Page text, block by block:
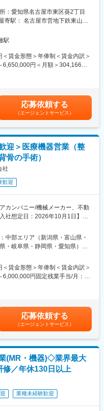
伝達することが、同社のMRに与
病院スタッフを対象にした説明
ツール（ソフト）の紹介・説
放射線科に行います。
私立の大規模病院が中心になり
内科などが主な訪問先です。
情報の提供がメインの業務で
い、顧客先への訪問は先輩社員と
います。
患者様の1人1人に合わせた提案
ート（手術の立会いあり／週10
療機関へのサポート（勉強・セ
・三重）
関節など
伸びる市場の一つです。
患者の多種多様な疾患に対し幅
に自分の売った製品で患者の
ター経由で聞くこともある、非
ります。
で、ご自身の裁量次第でフレキ
です。エリア毎に週1回のペース
アにより差異あり)、社内イント
ッジが共有可能のため、直行直
ンラインのハイブリッドでの研
りと身につけることができま
ンターを中心に、全てマンツー
またメンターだけではなく「チ
く」のが当社流です。
ョナルマネージャー (30代前半
ます)、または営業スペシャリス
グのキャリアパスも開かれてい
：愛知県名古屋市東区葵2丁目
寄駅： 名古屋市営地下鉄東山線
面禁煙変更の範囲：会社の定め
駅
賃金形態＞年俸制＜賃金内訳＞
6,650,000円＜月額＞304,166円
性がある為、上記条件を約束で
ンティブ：年間目標を個人・チ
した場合、135万円を支給賃金
選考を通じて上下する可能性が
を含めた表記です。
応募依頼する
（エージェントサービス）
迎＞医療機器営業（整
骨の手術）
社
歓迎
カンパニー/機械メーカー、不動
社想定日：2026年10月1日】
対し、当社にて扱っている製品
ニーズを掘り下げた上で解決に
整形領域で使用されるインプラ
回採用するのはスパイン事業部
」は、体幹の支持や可動、脊髄
中部エリア（新潟県・富山県・
・岐阜県・静岡県・愛知県）を
賃金形態＞年俸制＜賃金内訳＞
円固定残業手当/月：
決定いたします。※上記年収はイ
金はあくまでも目安の金額であ
があります。月給(月額)は固定手
応募依頼する
（エージェントサービス）
(MR・機器)◇業界最大
／年休130日以上
業種未経験歓迎